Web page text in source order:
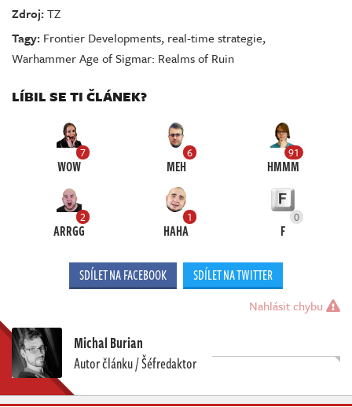
Zdroj:TZ
Tagy: Frontier Developments, real-time strategie,
Warhammer Age of Sigmar: Realms of Ruin
LÍBIL SE TI ČLÁNEK?
7
WOW
6
MEH
91
HMMM
2
ARRGG
1
HAHA
0
F
SDÍLET NA FACEBOOK SDÍLET NA TWITTER
Nahlásit chybu
Michal Burian
Autor článku / Šéfredaktor